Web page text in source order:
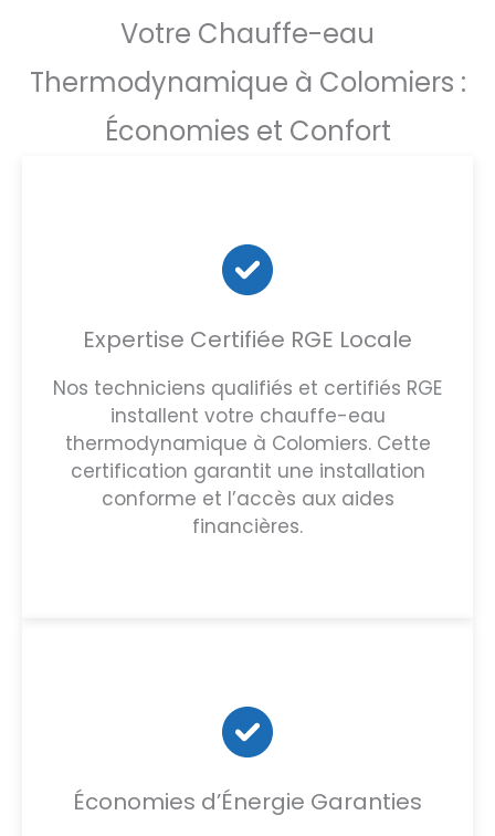
Votre Chauffe-eau
Thermodynamique à Colomiers :
Économies et Confort
Expertise Certifiée RGE Locale
Nos techniciens qualifiés et certifiés RGE
installent votre chauffe-eau
thermodynamique à Colomiers. Cette
certification garantit une installation
conforme et l’accès aux aides
financières.
Économies d’Énergie Garanties